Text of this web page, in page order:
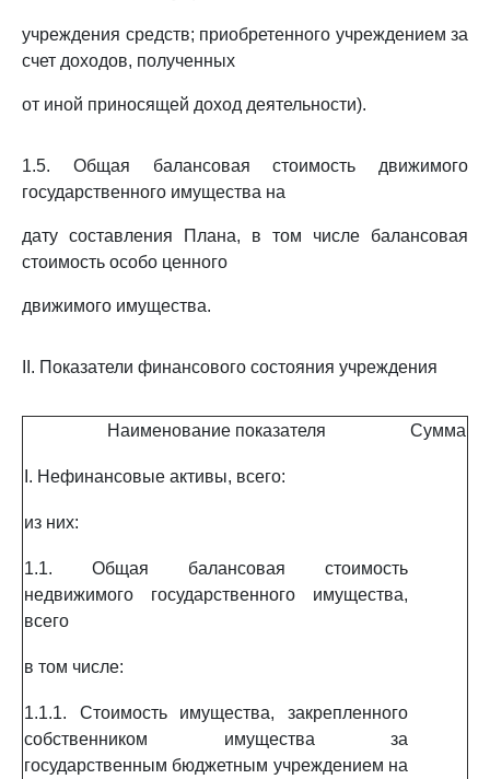
учреждения средств; приобретенного учреждением за
счет доходов, полученных
от иной приносящей доход деятельности).
1.5. Общая балансовая стоимость движимого
государственного имущества на
дату составления Плана, в том числе балансовая
стоимость особо ценного
движимого имущества.
II. Показатели финансового состояния учреждения
Наименование показателя Сумма
I. Нефинансовые активы, всего:
из них:
1.1. Общая балансовая стоимость
недвижимого государственного имущества,
всего
в том числе:
1.1.1. Стоимость имущества, закрепленного
собственником имущества за
государственным бюджетным учреждением на